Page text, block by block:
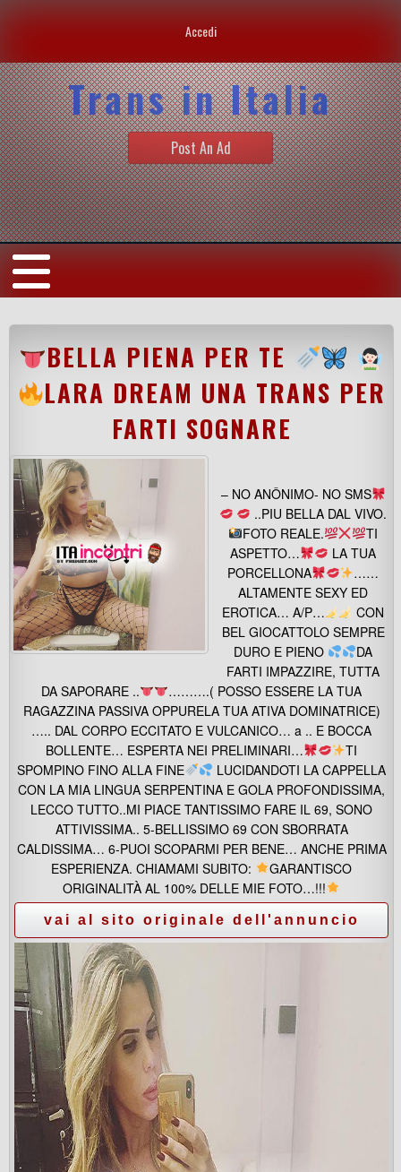
Accedi
Trans in Italia
Post An Ad
BELLA PIENA PER TE
LARA DREAM UNA TRANS PER
FARTI SOGNARE
– NO ANÔNIMO- NO SMS
..PIU BELLA DAL VIVO.
FOTO REALE.
TI
ASPETTO…
LA TUA
PORCELLONA
……
ALTAMENTE SEXY ED
EROTICA… A/P…
CON
BEL GIOCATTOLO SEMPRE
DURO E PIENO
DA
FARTI IMPAZZIRE, TUTTA
DA SAPORARE ..
……….( POSSO ESSERE LA TUA
RAGAZZINA PASSIVA OPPURELA TUA ATIVA DOMINATRICE)
….. DAL CORPO ECCITATO E VULCANICO… a .. E BOCCA
BOLLENTE… ESPERTA NEI PRELIMINARI…
TI
SPOMPINO FINO ALLA FINE
LUCIDANDOTI LA CAPPELLA
CON LA MIA LINGUA SERPENTINA E GOLA PROFONDISSIMA,
LECCO TUTTO..MI PIACE TANTISSIMO FARE IL 69, SONO
ATTIVISSIMA.. 5-BELLISSIMO 69 CON SBORRATA
CALDISSIMA… 6-PUOI SCOPARMI PER BENE… ANCHE PRIMA
ESPERIENZA. CHIAMAMI SUBITO:
GARANTISCO
ORIGINALITÀ AL 100% DELLE MIE FOTO…!!!